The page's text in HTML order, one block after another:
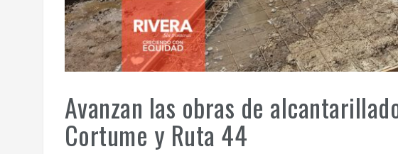
Avanzan las obras de
Cortume y Ruta 44